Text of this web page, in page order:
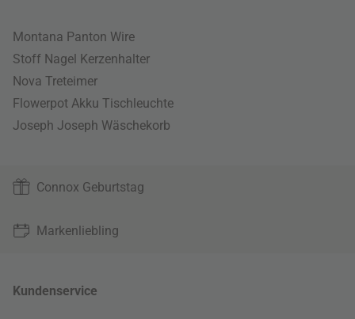
Montana Panton Wire
Stoff Nagel Kerzenhalter
Nova Treteimer
Flowerpot Akku Tischleuchte
Joseph Joseph Wäschekorb
Connox Geburtstag
Markenliebling
Kundenservice